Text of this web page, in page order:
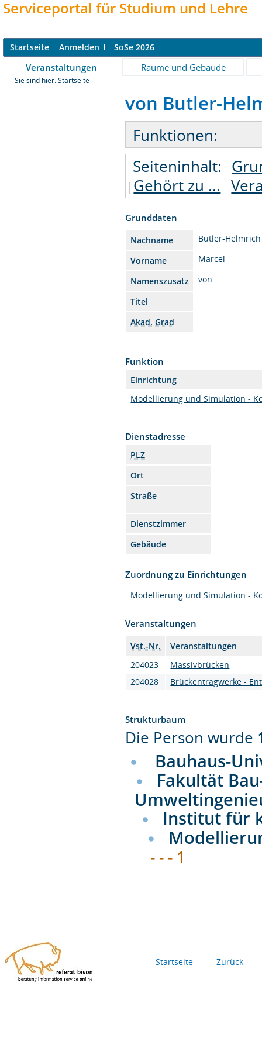
Serviceportal für Studium und Lehre
Startseite Anmelden SoSe 2026
Veranstaltungen Räume und Gebäude
Sie sind hier: Startseite
von Butler-
Funktionen:
Seiteninhalt:
Gehört zu ...
Grunddaten
Nachname
Butler-Helmrich
Vorname
Marcel
Namenszusatz
von
Titel
Akad. Grad
Funktion
Einrichtung
Modellierung und Simulation -
Dienstadresse
PLZ
Ort
Straße
Dienstzimmer
Gebäude
Zuordnung zu Einrichtungen
Modellierung und Simulation -
Veranstaltungen
Vst.-Nr.
Veranstaltungen
204023
Massivbrücken
204028
Brückentragwerke -
Strukturbaum
Die Person wurde
Bauhaus-
Fakultät
Institut für
- - - 1
Startseite Zurück